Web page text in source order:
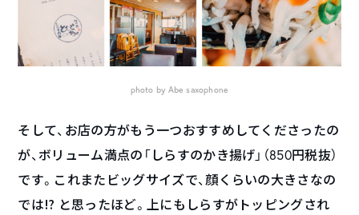
photo by Abe saxophone
そして、お店の方がもう一つおすすめしてくださったの
が、ボリューム満点の「しらすのかき揚げ」（850円税抜）
です。これまたビッグサイズで、顔くらいの大きさなの
では⁉︎ と思ったほど。上にもしらすがトッピングされ